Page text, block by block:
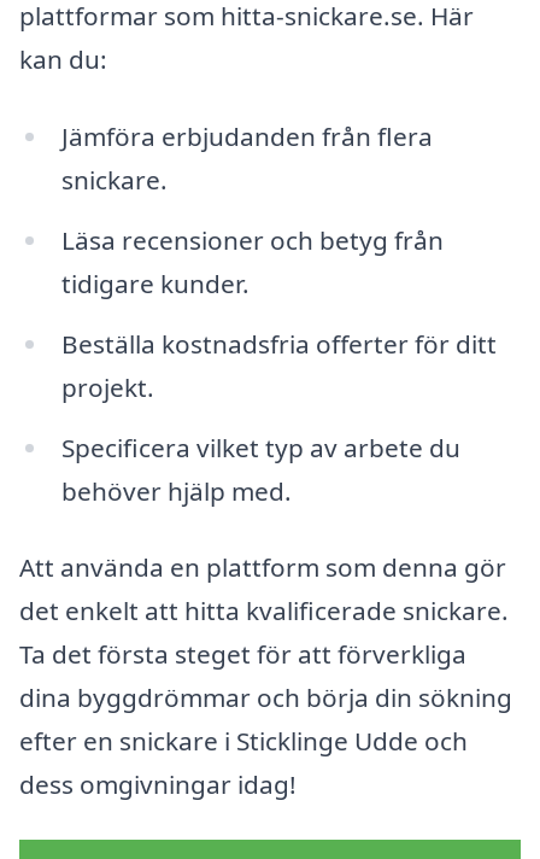
plattformar som hitta-snickare.se. Här
kan du:
Jämföra erbjudanden från flera
snickare.
Läsa recensioner och betyg från
tidigare kunder.
Beställa kostnadsfria offerter för ditt
projekt.
Specificera vilket typ av arbete du
behöver hjälp med.
Att använda en plattform som denna gör
det enkelt att hitta kvalificerade snickare.
Ta det första steget för att förverkliga
dina byggdrömmar och börja din sökning
efter en snickare i Sticklinge Udde och
dess omgivningar idag!